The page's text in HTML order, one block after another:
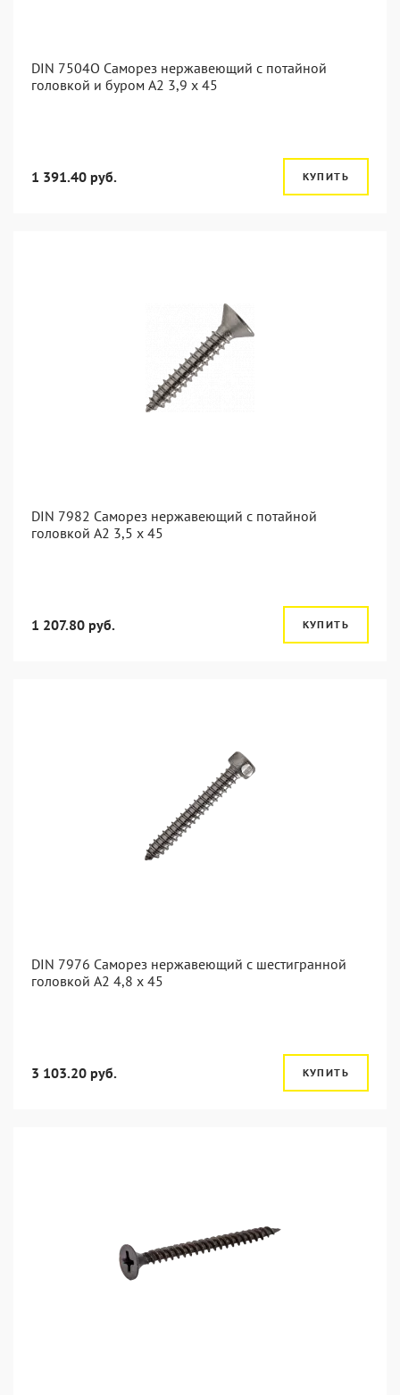
DIN 7504O Саморез нержавеющий с потайной
головкой и буром А2 3,9 x 45
1 391.40 руб. КУПИТЬ
DIN 7982 Саморез нержавеющий с потайной
головкой А2 3,5 x 45
1 207.80 руб. КУПИТЬ
DIN 7976 Саморез нержавеющий с шестигранной
головкой А2 4,8 x 45
3 103.20 руб. КУПИТЬ